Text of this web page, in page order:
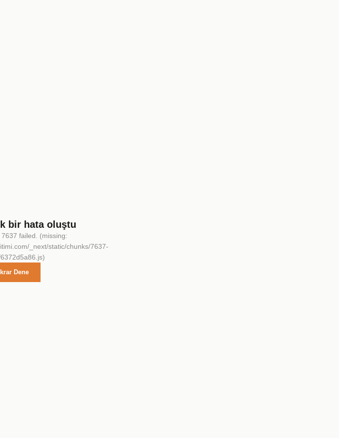
bir hata oluştu
failed. (missing:
_next/static/chunks/7637-
Dene